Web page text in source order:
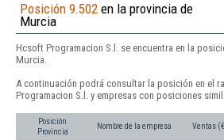
Posición 9.502 en la provincia de
Murcia
Hcsoft Programacion S.l. se encuentra en la
Murcia.
A continuación podrá consultar la posición en el
Programacion S.l. y empresas con posiciones
Posición
Provincia
Nombre de la empresa Ventas